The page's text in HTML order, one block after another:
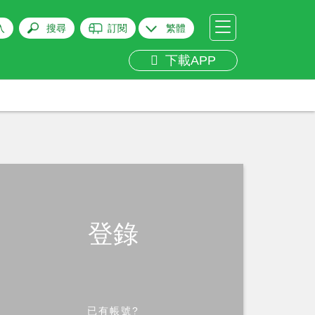
搜尋 訂閱 繁體
下載APP
登錄
已有帳號?